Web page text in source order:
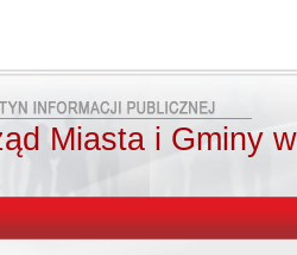
Miasta i Gminy